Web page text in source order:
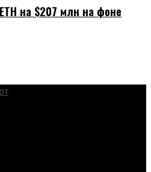
на $207 млн на фоне